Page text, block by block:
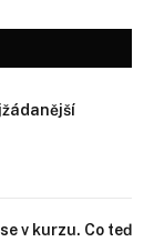
v kurzu. Co teď